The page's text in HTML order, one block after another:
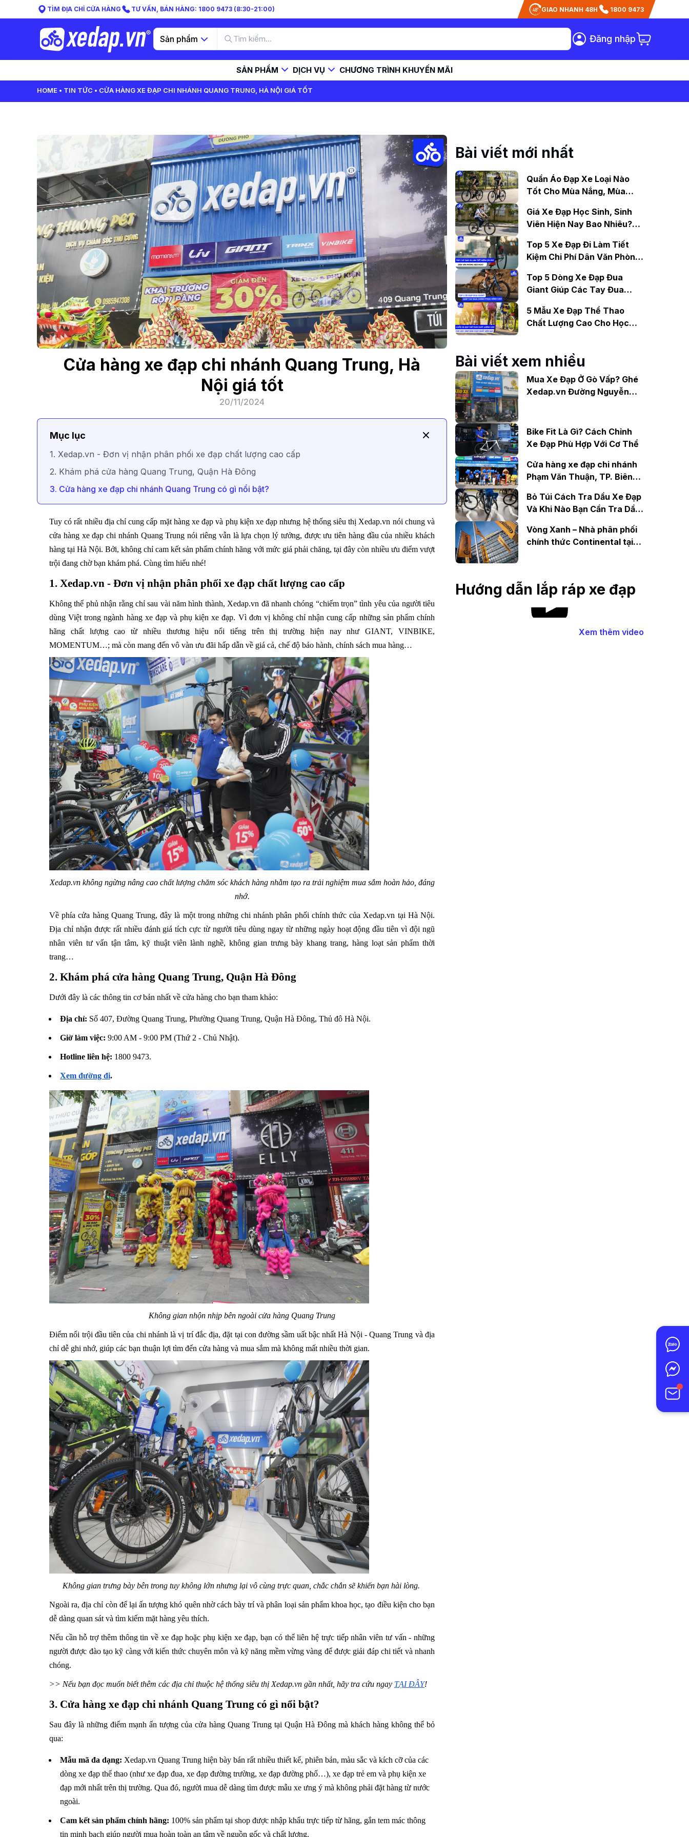
TÌM ĐỊA CHỈ CỬA HÀNG TƯ VẤN, BÁN HÀNG: 1800 9473 (8:30-21:00) GIAO NHANH 48H 1800 9473
Sản phẩm Đăng nhập
SẢN PHẨM DỊCH VỤ CHƯƠNG TRÌNH KHUYẾN MÃI
HOME TIN TỨC CỬA HÀNG XE ĐẠP CHI NHÁNH QUANG TRUNG, HÀ NỘI GIÁ TỐT
Cửa hàng xe đạp chi nhánh Quang Trung, Hà
Nội giá tốt
20/11/2024
Mục lục
1. Xedap.vn - Đơn vị nhận phân phối xe đạp chất lượng cao cấp
2. Khám phá cửa hàng Quang Trung, Quận Hà Đông
3. Cửa hàng xe đạp chi nhánh Quang Trung có gì nổi bật?
Tuy có rất nhiều địa chỉ cung cấp mặt hàng xe đạp và phụ kiện xe đạp nhưng hệ thống siêu thị Xedap.vn nói chung và
cửa hàng xe đạp chi nhánh Quang Trung nói riêng vẫn là lựa chọn lý tưởng, được ưu tiên hàng đầu của nhiều khách
hàng tại Hà Nội. Bởi, không chỉ cam kết sản phẩm chính hãng với mức giá phải chăng, tại đây còn nhiều ưu điểm vượt
trội đang chờ bạn khám phá. Cùng tìm hiểu nhé!
1. Xedap.vn - Đơn vị nhận phân phối xe đạp chất lượng cao cấp
Không thể phủ nhận rằng chỉ sau vài năm hình thành, Xedap.vn đã nhanh chóng “chiếm trọn” tình yêu của người tiêu
dùng Việt trong ngành hàng xe đạp và phụ kiện xe đạp. Vì đơn vị không chỉ nhận cung cấp những sản phẩm chính
hãng chất lượng cao từ nhiều thương hiệu nổi tiếng trên thị trường hiện nay như GIANT, VINBIKE,
MOMENTUM…; mà còn mang đến vô vàn ưu đãi hấp dẫn về giá cả, chế độ bảo hành, chính sách mua hàng…
Xedap.vn không ngừng nâng cao chất lượng chăm sóc khách hàng nhằm tạo ra trải nghiệm mua sắm hoàn hảo, đáng
nhớ.
Về phía cửa hàng Quang Trung, đây là một trong những chi nhánh phân phối chính thức của Xedap.vn tại Hà Nội.
Địa chỉ nhận được rất nhiều đánh giá tích cực từ người tiêu dùng ngay từ những ngày hoạt động đầu tiên vì đội ngũ
nhân viên tư vấn tận tâm, kỹ thuật viên lành nghề, không gian trưng bày khang trang, hàng loạt sản phẩm thời
trang…
2. Khám phá cửa hàng Quang Trung, Quận Hà Đông
Dưới đây là các thông tin cơ bản nhất về cửa hàng cho bạn tham khảo:
Địa chỉ: Số 407, Đường Quang Trung, Phường Quang Trung, Quận Hà Đông, Thủ đô Hà Nội.
Giờ làm việc: 9:00 AM - 9:00 PM (Thứ 2 - Chủ Nhật).
Hotline liên hệ: 1800 9473.
Xem đường đi.
Không gian nhộn nhịp bên ngoài cửa hàng Quang Trung
Điểm nổi trội đầu tiên của chi nhánh là vị trí đắc địa, đặt tại con đường sầm uất bậc nhất Hà Nội - Quang Trung và địa
chỉ dễ ghi nhớ, giúp các bạn thuận lợi tìm đến cửa hàng và mua sắm mà không mất nhiều thời gian.
Không gian trưng bày bên trong tuy không lớn nhưng lại vô cùng trực quan, chắc chắn sẽ khiến bạn hài lòng.
Ngoài ra, địa chỉ còn để lại ấn tượng khó quên nhờ cách bày trí và phân loại sản phẩm khoa học, tạo điều kiện cho bạn
dễ dàng quan sát và tìm kiếm mặt hàng yêu thích.
Nếu cần hỗ trợ thêm thông tin về xe đạp hoặc phụ kiện xe đạp, bạn có thể liên hệ trực tiếp nhân viên tư vấn - những
người được đào tạo kỹ càng với kiến thức chuyên môn và kỹ năng mềm vừng vàng để được giải đáp chi tiết và nhanh
chóng.
>> Nếu bạn đọc muốn biết thêm các địa chỉ thuộc hệ thống siêu thị Xedap.vn gần nhất, hãy tra cứu ngay TẠI ĐÂY!
3. Cửa hàng xe đạp chi nhánh Quang Trung có gì nổi bật?
Sau đây là những điểm mạnh ấn tượng của cửa hàng Quang Trung tại Quận Hà Đông mà khách hàng không thể bỏ
qua:
Mẫu mã đa dạng: Xedap.vn Quang Trung hiện bày bán rất nhiều thiết kế, phiên bản, màu sắc và kích cỡ của các
dòng xe đạp thể thao (như xe đạp đua, xe đạp đường trường, xe đạp đường phố…), xe đạp trẻ em và phụ kiện xe
đạp mới nhất trên thị trường. Qua đó, người mua dễ dàng tìm được mẫu xe ưng ý mà không phải đặt hàng từ nước
ngoài.
Cam kết sản phẩm chính hãng: 100% sản phẩm tại shop được nhập khẩu trực tiếp từ hãng, gắn tem mác thông
tin minh bạch giúp người mua hoàn toàn an tâm về nguồn gốc và chất lượng.
Bài viết mới nhất
Quần Áo Đạp Xe Loại Nào
Tốt Cho Mùa Nắng, Mùa
Giá Xe Đạp Học Sinh, Sinh
Viên Hiện Nay Bao Nhiêu?
Top 5 Xe Đạp Đi Làm Tiết
Kiệm Chi Phí Dân Văn Phòng
Top 5 Dòng Xe Đạp Đua
Giant Giúp Các Tay Đua
5 Mẫu Xe Đạp Thể Thao
Chất Lượng Cao Cho Học
Bài viết xem nhiều
Mua Xe Đạp Ở Gò Vấp? Ghé
Xedap.vn Đường Nguyễn
Bike Fit Là Gì? Cách Chỉnh
Xe Đạp Phù Hợp Với Cơ Thể
Cửa hàng xe đạp chi nhánh
Phạm Văn Thuận, TP. Biên
Bỏ Túi Cách Tra Dầu Xe Đạp
Và Khi Nào Bạn Cần Tra Dầu
Vòng Xanh – Nhà phân phối
chính thức Continental tại
Hướng dẫn lắp ráp xe đạp
Xem thêm video